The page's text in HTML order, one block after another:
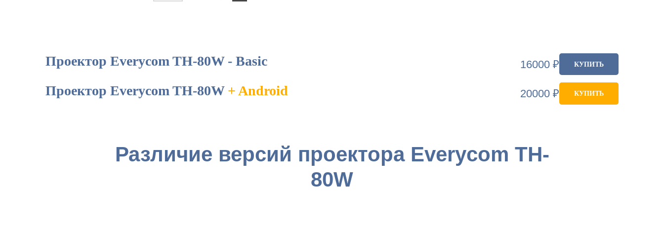
Проектор Everycom TH-80W - Basic 16000 ₽ КУПИТЬ
Проектор Everycom TH-80W+ Android 20000 ₽ КУПИТЬ
Различие версий проектора Everycom TH-
80W